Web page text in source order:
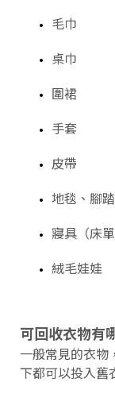
毛巾
桌巾
圍裙
手套
皮帶
地毯、腳
寢具（床
絨毛娃娃
可回收衣物有
一般常見的衣物
下都可以投入舊